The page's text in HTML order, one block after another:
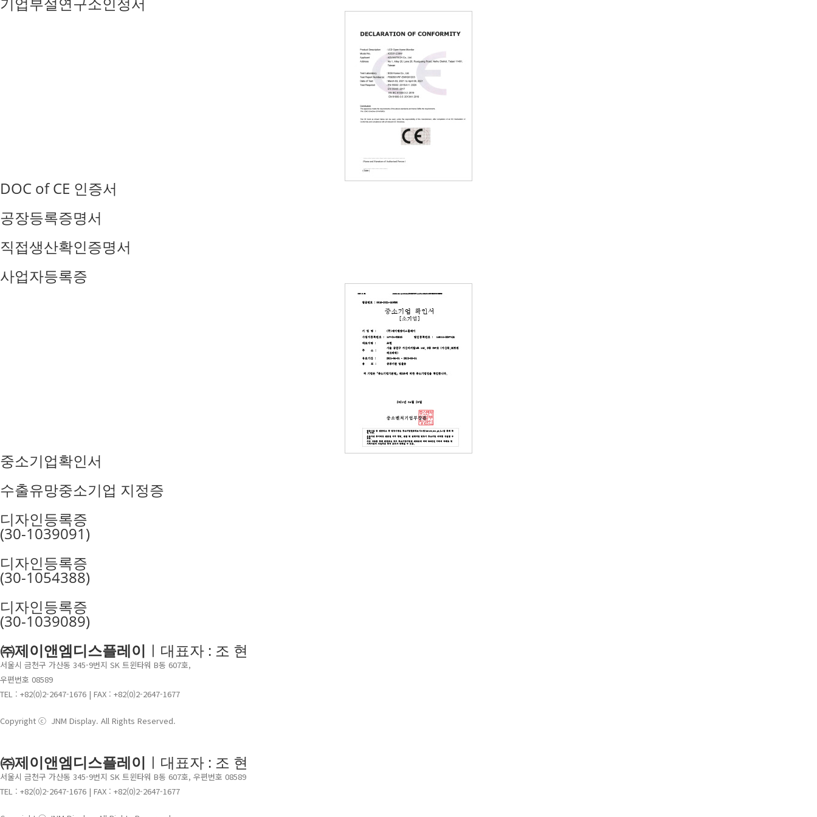
DOC of CE 인증서
공장등록증명서
직접생산확인증명서
사업자등록증
중소기업확인서
수출유망중소기업 지정증
디자인등록증
(30-1039091)
디자인등록증
(30-1054388)
디자인등록증
(30-1039089)
㈜제이앤엠디스플레이 ㅣ대표자 : 조 현
서울시 금천구 가산동 345-9번지 SK 트윈타워 B동 607호,
우편번호 08589
TEL : +82(0)2-2647-1676 | FAX : +82(0)2-2647-1677
Copyright ⓒ JNM Display. All Rights Reserved.
㈜제이앤엠디스플레이 ㅣ대표자 : 조 현
서울시 금천구 가산동 345-9번지 SK 트윈타워 B동 607호, 우편번호 08589
TEL : +82(0)2-2647-1676 | FAX : +82(0)2-2647-1677